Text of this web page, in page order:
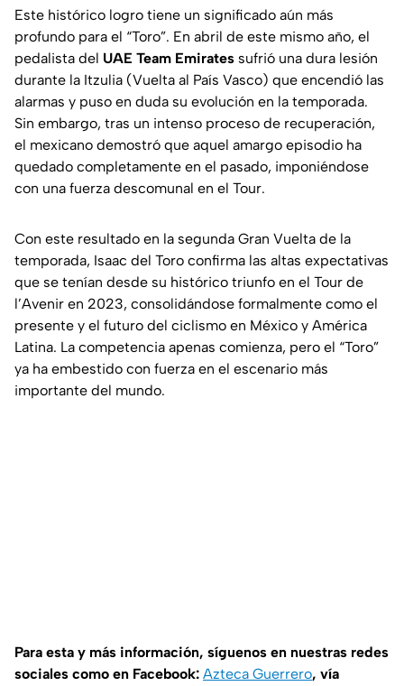
Este histórico logro tiene un significado aún más
profundo para el “Toro”. En abril de este mismo año, el
pedalista del UAE Team Emirates sufrió una dura lesión
durante la Itzulia (Vuelta al País Vasco) que encendió las
alarmas y puso en duda su evolución en la temporada.
Sin embargo, tras un intenso proceso de recuperación,
el mexicano demostró que aquel amargo episodio ha
quedado completamente en el pasado, imponiéndose
con una fuerza descomunal en el Tour.
Con este resultado en la segunda Gran Vuelta de la
temporada, Isaac del Toro confirma las altas expectativas
que se tenían desde su histórico triunfo en el Tour de
l’Avenir en 2023, consolidándose formalmente como el
presente y el futuro del ciclismo en México y América
Latina. La competencia apenas comienza, pero el “Toro”
ya ha embestido con fuerza en el escenario más
importante del mundo.
Para esta y más información, síguenos en nuestras redes
sociales como en Facebook: Azteca Guerrero, vía